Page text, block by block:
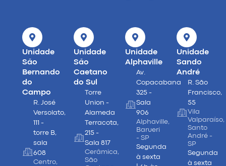
Unidade
São
Bernando
do
Campo
R. José
Versolato,
111 -
torre B,
sala
608
Centro,
Unidade
São
Caetano
do Sul
Torre
Union -
Alameda
Terracota,
215 -
Sala 817
Cerâmica,
São
Unidade
Alphaville
Av.
Copacabana
325 -
Sala
906
Alphaville,
Barueri
- SP
Segunda
à sexta
Unidade
Sando
André
R. São
Francisco,
55
Vila
Valparaíso,
Santo
André -
SP
Segunda
à sexta